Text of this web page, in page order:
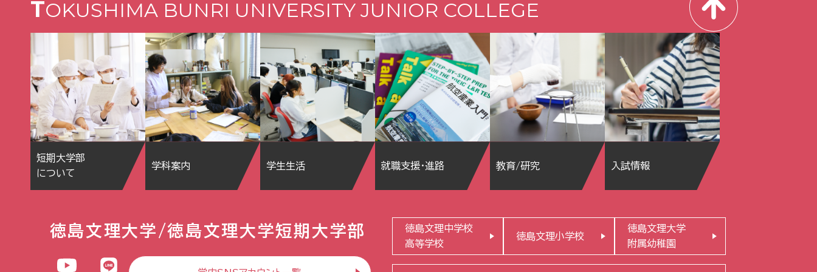
TOKUSHIMA BUNRI UNIVERSITY JUNIOR COLLEGE
短期大学部
について
学科案内 学生生活 就職支援・進路 教育/研究 入試情報
徳島文理大学/徳島文理大学短期大学部
徳島文理中学校
高等学校
徳島文理小学校
徳島文理大学
附属幼稚園